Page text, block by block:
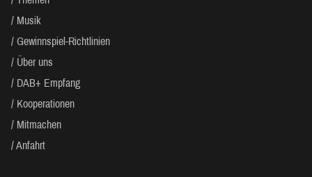
Musik
Gewinnspiel-Richtlinien
Über uns
DAB+ Empfang
Kooperationen
Mitmachen
Anfahrt